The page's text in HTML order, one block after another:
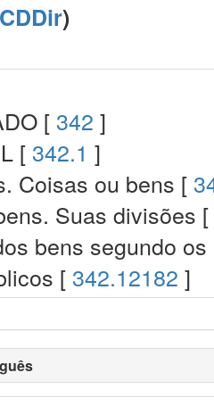
CDDir)
[ 342 ]
[ 342.1 ]
Coisas ou bens [
Suas divisões [
bens segundo
[ 342.12182 ]